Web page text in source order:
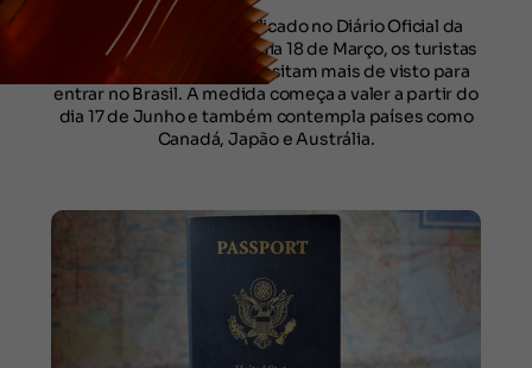
Conforme decreto publicado no Diário Oficial da
União, na segunda-feira, dia 18 de Março, os turistas
estadunienses não necessitam mais de visto para
entrar no Brasil. A medida começa a valer a partir do
dia 17 de Junho e também contempla países como
Canadá, Japão e Austrália.